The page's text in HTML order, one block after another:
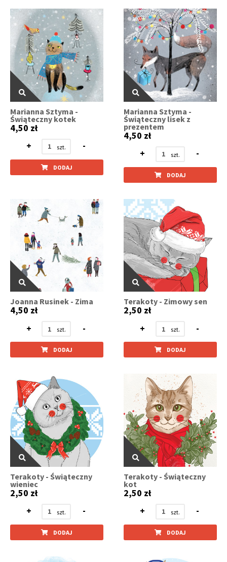
Marianna Sztyma -
Świąteczny kotek
4,50 zł
+
-
DODAJ
Marianna Sztyma -
Świąteczny lisek z
prezentem
4,50 zł
+
-
DODAJ
Joanna Rusinek - Zima
4,50 zł
+
-
DODAJ
Terakoty - Zimowy sen
2,50 zł
+
-
DODAJ
Terakoty - Świąteczny
wieniec
2,50 zł
+
-
DODAJ
Terakoty - Świąteczny
kot
2,50 zł
+
-
DODAJ